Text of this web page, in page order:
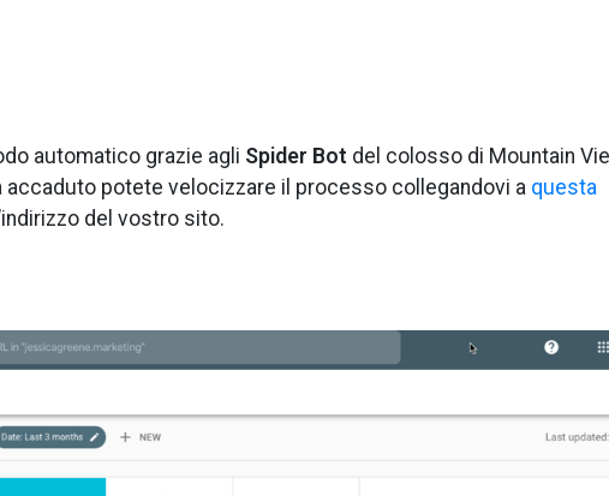
automatico grazie agli Spider Bot del colosso di Mountain
potete velocizzare il processo collegandovi a questa
del vostro sito.